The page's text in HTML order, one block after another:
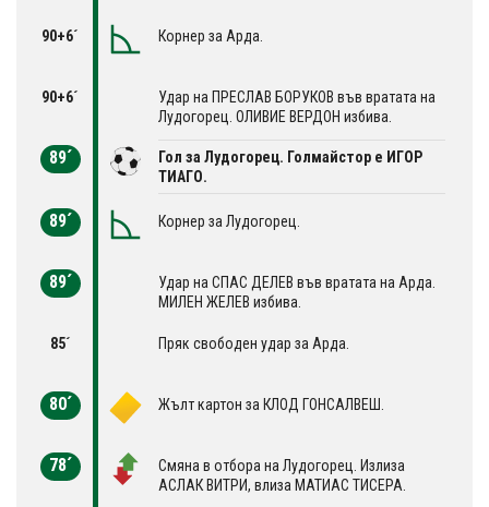
90+6´ Корнер за Арда.
90+6´
Удар на ПРЕСЛАВ БОРУКОВ във вратата на
Лудогорец. OЛИВИЕ ВЕРДОН избива.
89´
Гол за Лудогорец. Голмайстор е ИГОР
ТИАГО.
89´ Корнер за Лудогорец.
89´
Удар на СПАС ДЕЛЕВ във вратата на Арда.
МИЛЕН ЖЕЛЕВ избива.
85´ Пряк свободен удар за Арда.
80´ Жълт картон за КЛОД ГОНСАЛВЕШ.
78´
Смяна в отбора на Лудогорец. Излиза
АСЛАК ВИТРИ, влиза МАТИАС ТИСЕРА.